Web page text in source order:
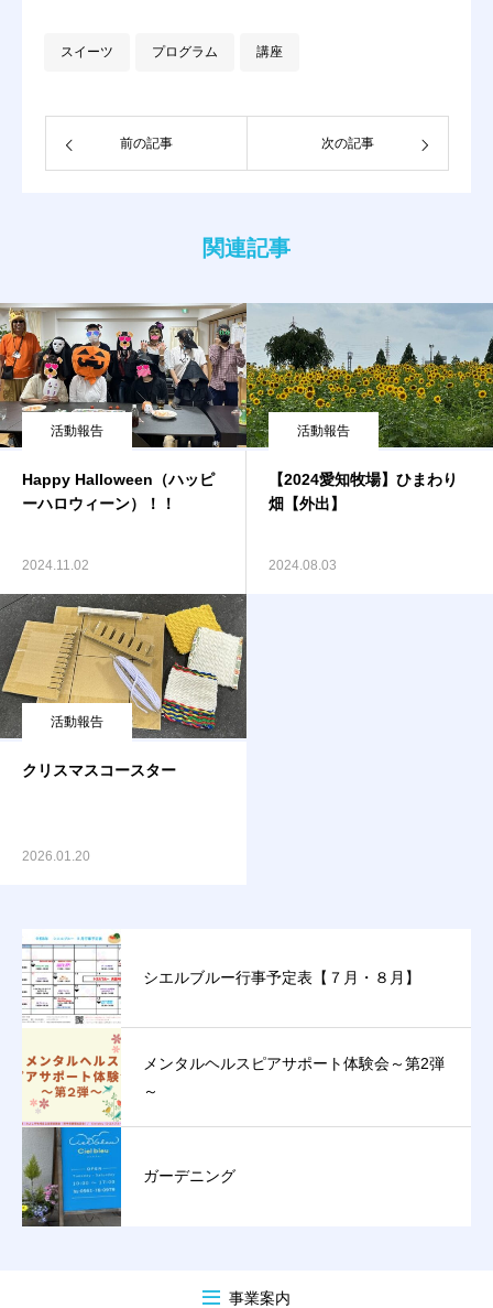
スイーツ プログラム 講座
前の記事 次の記事
関連記事
活動報告
Happy Halloween（ハッピ
ーハロウィーン）！！
2024.11.02
活動報告
【2024愛知牧場】ひまわり
畑【外出】
2024.08.03
活動報告
クリスマスコースター
2026.01.20
シエルブルー行事予定表【７月・８月】
メンタルヘルスピアサポート体験会～第2弾
～
ガーデニング
事業案内